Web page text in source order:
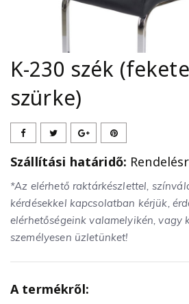
K-230 szék
szürke)
Szállítási határidő:
*Az elérhető raktárkészlettel,
kérdésekkel kapcsolatban kérjük,
elérhetőségeink valamelyikén, vagy
személyesen üzletünket!
A termékről: